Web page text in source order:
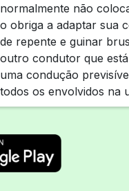
normalmente não
o obriga a adaptar sua
de repente e guinar
outro condutor que
uma condução
todos os envolvidos na